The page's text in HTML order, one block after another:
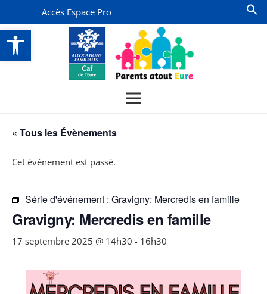
Ouvrir la barre d’outils
Accès Espace Pro
« Tous les Évènements
Cet évènement est passé.
Série d'événement : Gravigny: Mercredis en famille
Gravigny: Mercredis en famille
17 septembre 2025 @ 14h30 - 16h30